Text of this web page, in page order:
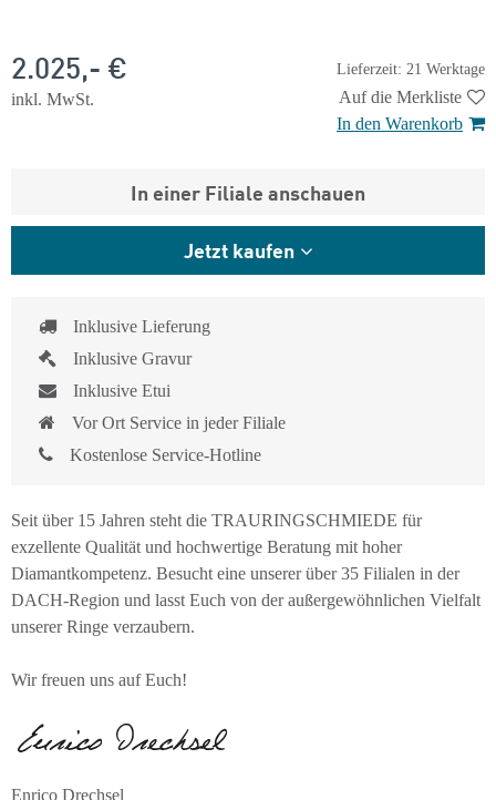
Lieferzeit: 21 Werktage
2.025,- €
inkl. MwSt.
Auf die Merkliste
In den Warenkorb
In einer Filiale anschauen
Jetzt kaufen
Inklusive Lieferung
Inklusive Gravur
Inklusive Etui
Vor Ort Service in jeder Filiale
Kostenlose Service-Hotline
Seit über 15 Jahren steht die TRAURINGSCHMIEDE für
exzellente Qualität und hochwertige Beratung mit hoher
Diamantkompetenz. Besucht eine unserer über 35 Filialen in der
DACH-Region und lasst Euch von der außergewöhnlichen Vielfalt
unserer Ringe verzaubern.
Wir freuen uns auf Euch!
Enrico Drechsel